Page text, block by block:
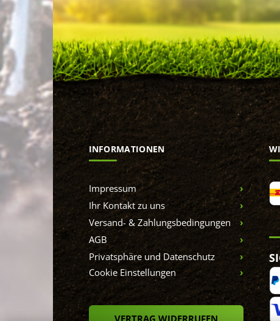
INFORMATIONEN
Impressum
Ihr Kontakt zu uns
Versand- & Zahlungsbedingungen
AGB
Privatsphäre und Datenschutz
Cookie Einstellungen
VERTRAG WIDERRUFEN